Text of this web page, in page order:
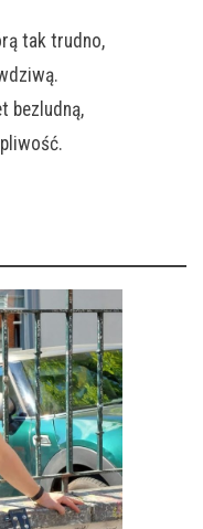
tak trudno,
bezludną,